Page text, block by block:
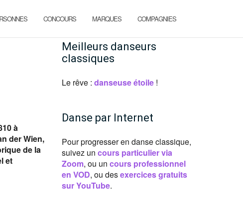
CONCOURS MARQUES COMPAGNIES
à
der Wien,
de la
et
Meilleurs danseurs
classiques
Le rêve : danseuse étoile!
Danse par Internet
Pour progresser en danse classique,
suivez un cours particulier via
Zoom, ou un cours professionnel
en VOD, ou desexercices gratuits
sur YouTube.